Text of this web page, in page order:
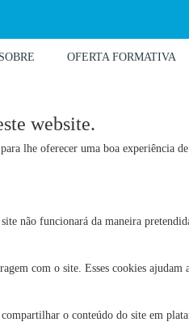
SOBRE OFERTA FORMATIVA
website.
lhe oferecer uma boa experiência
não funcionará da maneira
com o site. Esses cookies
o conteúdo do site em